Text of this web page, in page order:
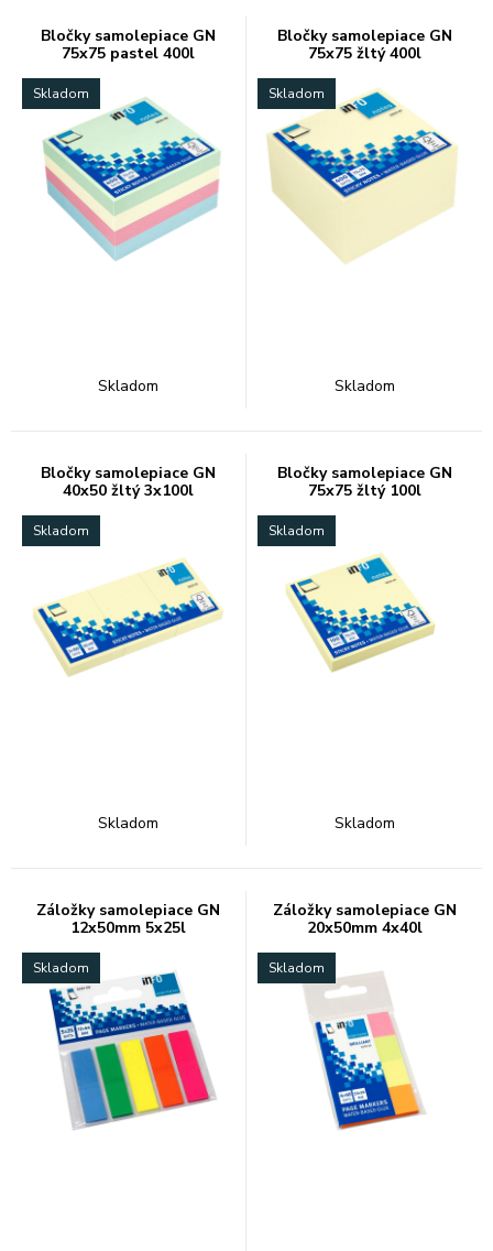
Bločky samolepiace GN
75x75 pastel 400l
Skladom
Skladom
Bločky samolepiace GN
75x75 žltý 400l
Skladom
Skladom
Bločky samolepiace GN
40x50 žltý 3x100l
Skladom
Skladom
Bločky samolepiace GN
75x75 žltý 100l
Skladom
Skladom
Záložky samolepiace GN
12x50mm 5x25l
Skladom
Záložky samolepiace GN
20x50mm 4x40l
Skladom